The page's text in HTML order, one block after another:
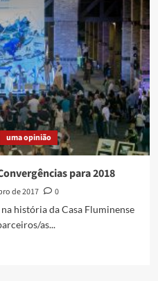
uma opinião
para 2018
de 2017
0
história da Casa Fluminense
as...